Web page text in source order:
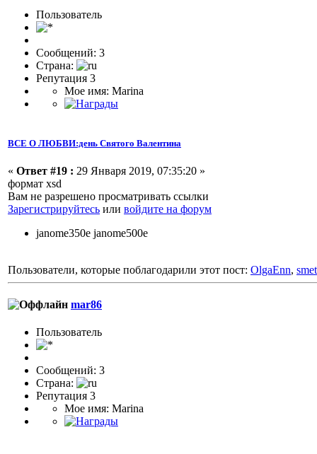
Пользователь
Сообщений: 3
Страна:
Репутация 3
Мое имя: Marina
ВСЕ О ЛЮБВИ:день Святого Валентина
« Ответ #19 : 29 Января 2019, 07:35:20 »
формат xsd
Вам не разрешено просматривать ссылки
Зарегистрируйтесь или войдите на форум
janome350e janome500e
Пользователи, которые поблагодарили этот пост: OlgaEnn,
mar86
Пользователь
Сообщений: 3
Страна:
Репутация 3
Мое имя: Marina